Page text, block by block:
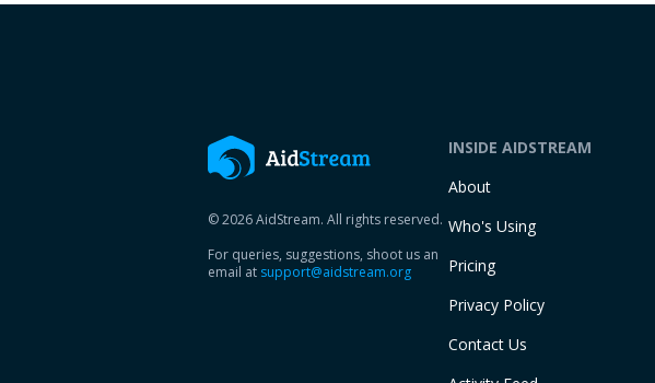
© 2026 AidStream. All rights reserved.
For queries, suggestions, shoot us an
email at support@aidstream.org
INSIDE AIDSTREAM
About
Who's Using
Pricing
Privacy Policy
Contact Us